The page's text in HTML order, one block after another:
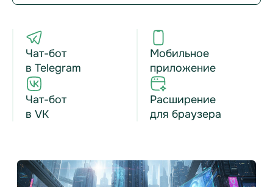
Чат-бот
в Telegram
Чат-бот
в VK
Мобильное
приложение
Расширение
для браузера